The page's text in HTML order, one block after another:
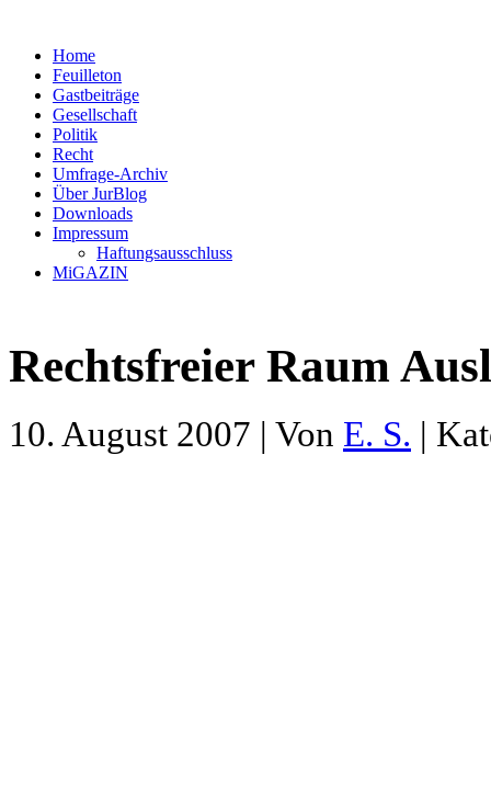
Home
Feuilleton
Gastbeiträge
Gesellschaft
Politik
Recht
Umfrage-Archiv
Über JurBlog
Downloads
Impressum
Haftungsausschluss
MiGAZIN
Rechtsfreier Raum
10. August 2007 | Von E. S. |